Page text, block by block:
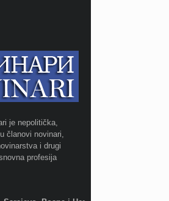
je nepolitička,
članovi novinari,
i drugi
profesija